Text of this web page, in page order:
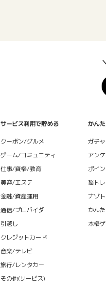
サービス利用で貯める
クーポン/グルメ
ゲーム/コミュニティ
仕事/資格/教育
美容/エステ
金融/資産運用
通信/プロバイダ
引越し
クレジットカード
音楽/テレビ
旅行/レンタカー
その他(サービス)
かん
ガチャ
アン
ポイ
脳ト
ナゾ
かん
本格